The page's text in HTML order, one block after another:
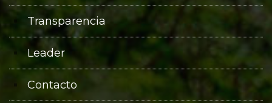
Transparencia
Leader
Contacto